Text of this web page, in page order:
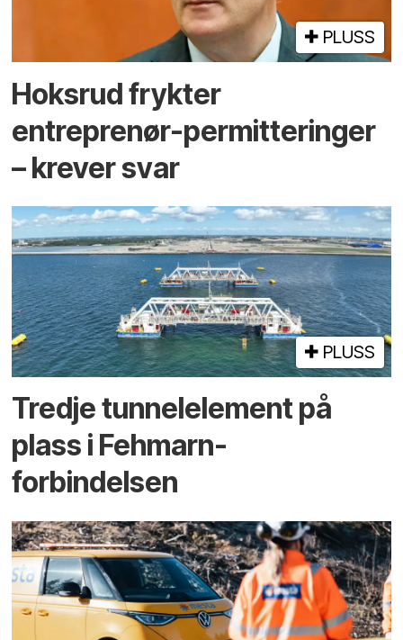
PLUSS
Hoksrud frykter
entreprenør-permitteringer
– krever svar
PLUSS
Tredje tunnel­element på
plass i Fehmarn-
forbindelsen